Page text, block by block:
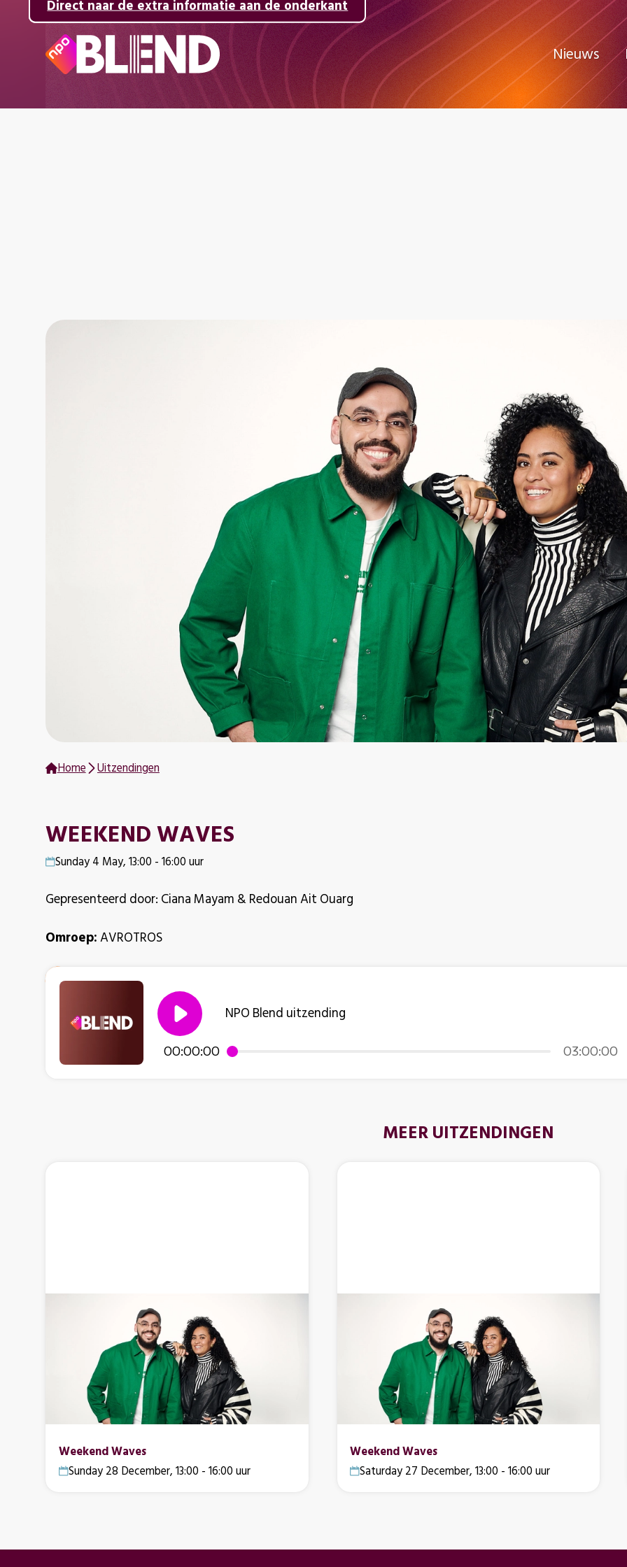
Direct naar de inhoud
Direct naar de hoofdnavigatie
Direct naar de extra informatie aan de onderkant
Nieuws
Home Uitzendingen
WEEKEND WAVES
Sunday 4 May, 13:00 - 16:00 uur
Gepresenteerd door: Ciana Mayam & Redouan Ait Ouarg
Omroep: AVROTROS
00:00:00 03:00:00
NPO Blend uitzending
MEER UITZENDINGEN
Weekend Waves
Sunday 28 December, 13:00 - 16:00 uur
Weekend Waves
Saturday 27 December, 13:00 - 16:00 uur